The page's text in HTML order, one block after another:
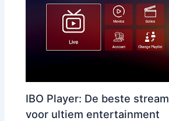
IBO Player: De beste
voor ultiem entertainment